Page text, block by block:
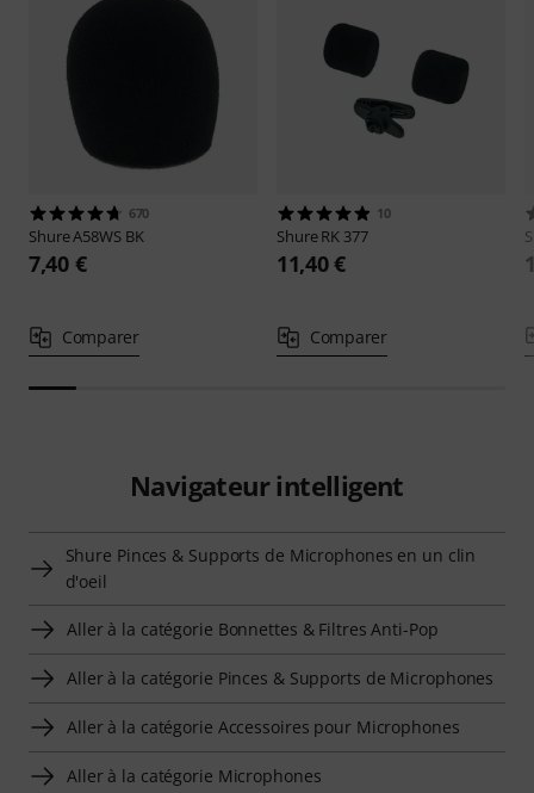
670
ShureA58WS BK
7,40 €
Comparer
10
ShureRK 377
11,40 €
Comparer
Navigateur intelligent
Shure Pinces & Supports de Microphones en un clin
d'oeil
Aller à la catégorie Bonnettes & Filtres Anti-Pop
Aller à la catégorie Pinces & Supports de Microphones
Aller à la catégorie Accessoires pour Microphones
Aller à la catégorie Microphones